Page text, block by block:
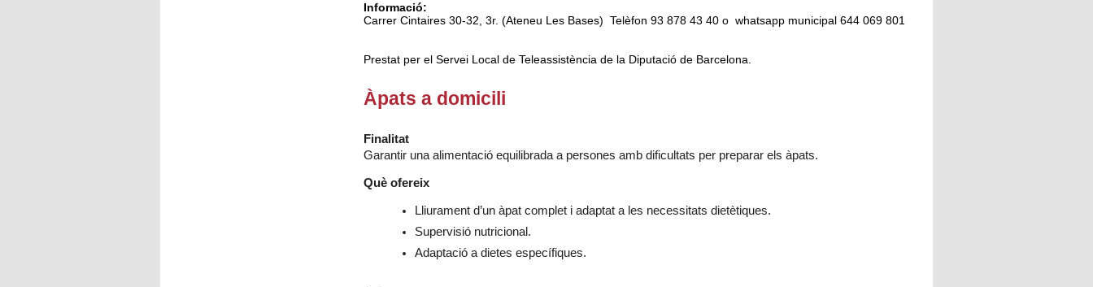
Informació:
Carrer Cintaires 30-32, 3r. (Ateneu Les Bases) Telèfon 93 878 43 40 o whatsapp municipal 644 069 801
Prestat per el Servei Local de Teleassistència de la Diputació de Barcelona.
Àpats a domicili
Finalitat
Garantir una alimentació equilibrada a persones amb dificultats per preparar els àpats.
Què ofereix
Lliurament d’un àpat complet i adaptat a les necessitats dietètiques.
Supervisió nutricional.
Adaptació a dietes específiques.